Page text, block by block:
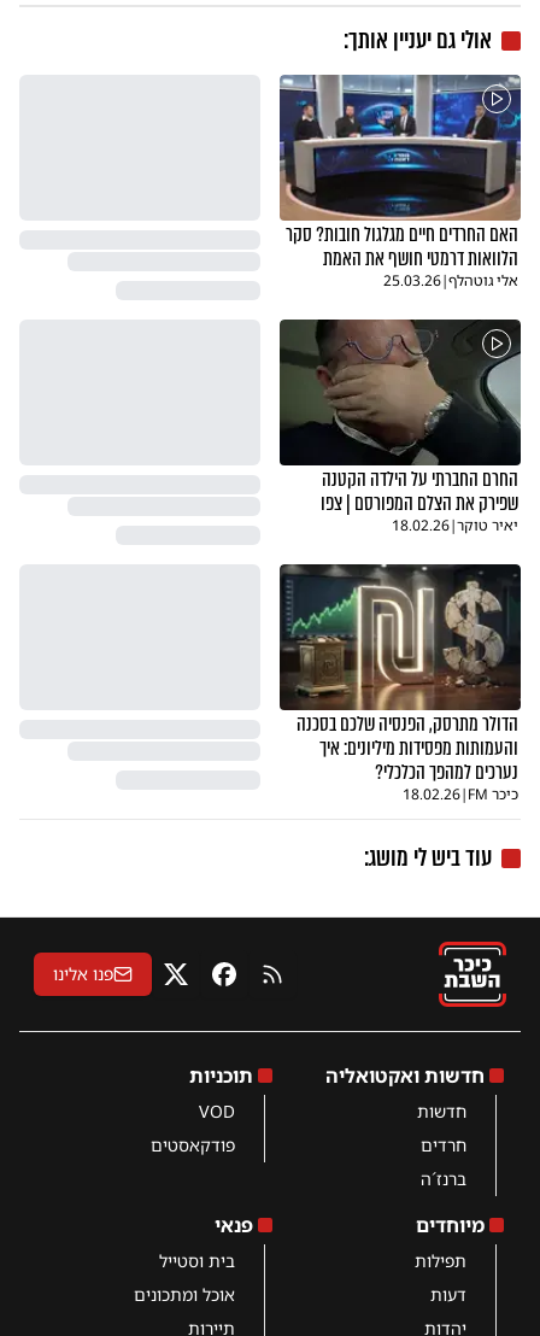
אולי גם יעניין אותך:
האם החרדים חיים מגלגול חובות? סקר
הלוואות דרמטי חושף את האמת
אלי גוטהלף|
25.03.26
החרם החברתי על הילדה הקטנה
שפירק את הצלם המפורסם | צפו
יאיר טוקר|
18.02.26
הדולר מתרסק, הפנסיה שלכם בסכנה
והעמותות מפסידות מיליונים: איך
נערכים למהפך הכלכלי?
כיכר FM |
18.02.26
עוד ביש לי מושג:
RSS פייסבוקX פנו אלינו
חדשות ואקטואליה
חדשות
חרדים
ברנז´ה
תוכניות
VOD
פודקאסטים
מיוחדים
תפילות
דעות
יהדות
פנאי
בית וסטייל
אוכל ומתכונים
תיירות